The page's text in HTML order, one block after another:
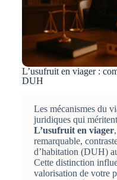
L’usufruit en viager :
DUH
Les mécanismes du
juridiques qui
L’usufruit en viager
remarquable,
d’habitation (DUH)
Cette distinction
valorisation de votre